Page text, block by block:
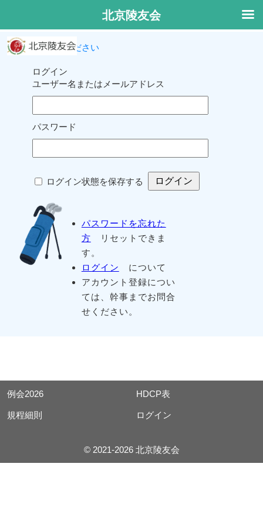
ログインしてください
ログイン
ユーザー名またはメールアドレス
パスワード
ログイン状態を保存する
パスワードを忘れた
方 リセットできま
す。
ログイン
について
アカウント登録につい
ては、幹事までお問合
せください。
例会2026 HDCP表
規程細則 ログイン
© 2021-2026 北京陵友会
北京陵友会